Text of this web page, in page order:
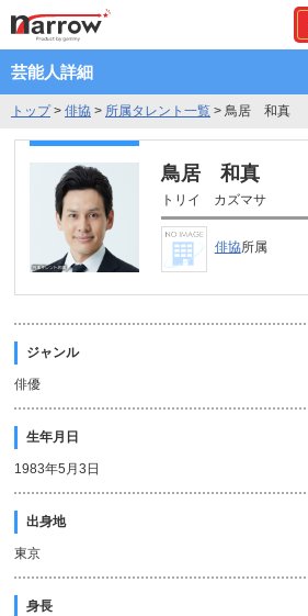
芸能人詳細
トップ> 俳協 > 所属タレント一覧 > 鳥居 和真
鳥居 和真
トリイ カズマサ
俳協所属
ジャンル
俳優
生年月日
1983年5月3日
出身地
東京
身長